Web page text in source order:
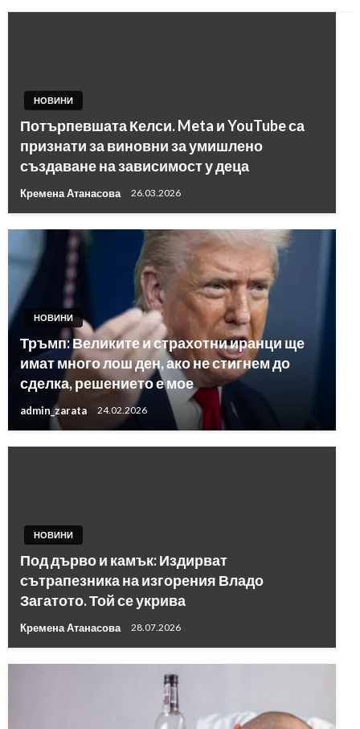
НОВИНИ
Потърпевшата Келси. Meta и YouTube са
признати за виновни за умишлено
създаване на зависимост у деца
Кремена Атанасова 26.03.2026
НОВИНИ
Тръмп: Великите и страхотни иранци ще
имат много лош ден, ако не стигнем до
сделка, решението е мое
admin_zarata 24.02.2026
НОВИНИ
Под дърво и камък: Издирват
сътрапезника на изгорения Владо
Загатото. Той се укрива
Кремена Атанасова 28.07.2026